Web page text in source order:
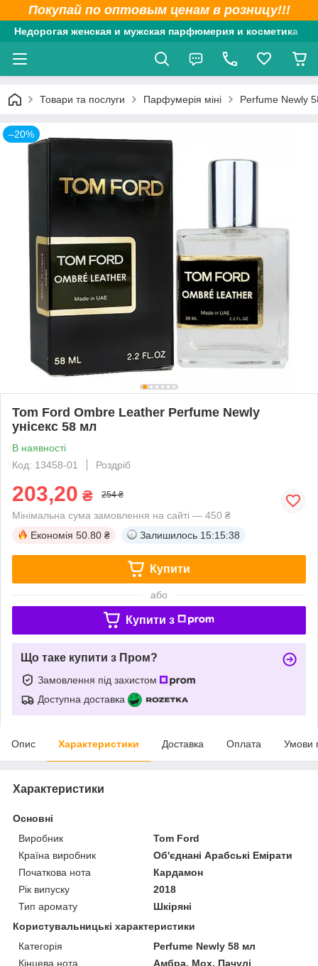
Покупай по оптовым ценам в розницу!!!
Недорогая женская и мужская парфюмерия и косметика
Товари та послуги Парфумерія міні Perfume Newly
–20%
Tom Ford Ombre Leather Perfume Newly
унісекс 58 мл
В наявності
Код: 13458-01
Роздріб
203,20 ₴ 254 ₴
Мінімальна сума замовлення на сайті — 450 ₴
Економія 50.80 ₴ Залишилось 15:15:37
Купити
або
Купити з
Що таке купити з Пром?
Замовлення під захистом
Доступна доставка
Опис Характеристики Доставка Оплата Умови
Характеристики
Основні
Виробник
Tom Ford
Країна виробник
Об'єднані Арабські Емірати
Початкова нота
Кардамон
Рік випуску
2018
Тип аромату
Шкіряні
Користувальницькі характеристики
Категорія
Perfume Newly 58 мл
Кінцева нота
Амбра, Мох, Пачулі